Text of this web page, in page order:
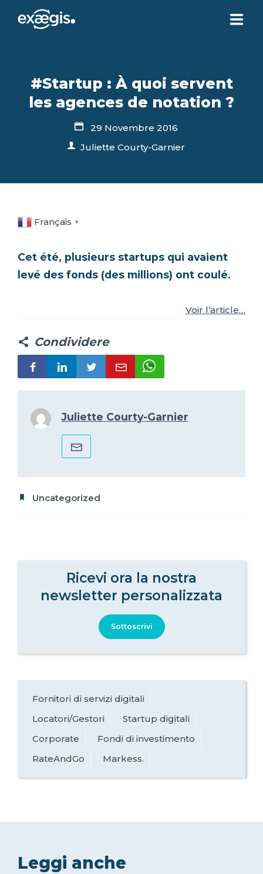
LE NOSTRE OFFERTE
FR ES
#Startup : À quoi servent
les agences de notation ?
29 Novembre 2016
Juliette Courty-Garnier
Français ▼
Cet été, plusieurs startups qui avaient
levé des fonds (des millions) ont coulé.
Voir l’article…
Condividere
Juliette Courty-Garnier
Uncategorized
Ricevi ora la nostra
newsletter personalizzata
Sottoscrivi
Fornitori di servizi digitali
Locatori/Gestori
Startup digitali
Corporate
Fondi di investimento
RateAndGo
Markess.
Leggi anche